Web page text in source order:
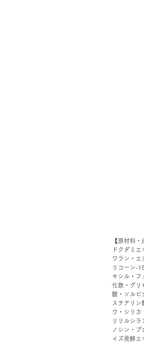
【原材料・
ドクダミ
ワラン・エ
リコーン-
キシル・フ
化鉄・グリ
酸・ソルビ
ステアリン
ウ・シリカ
リリルシ
ノシン・
イズ発酵エ